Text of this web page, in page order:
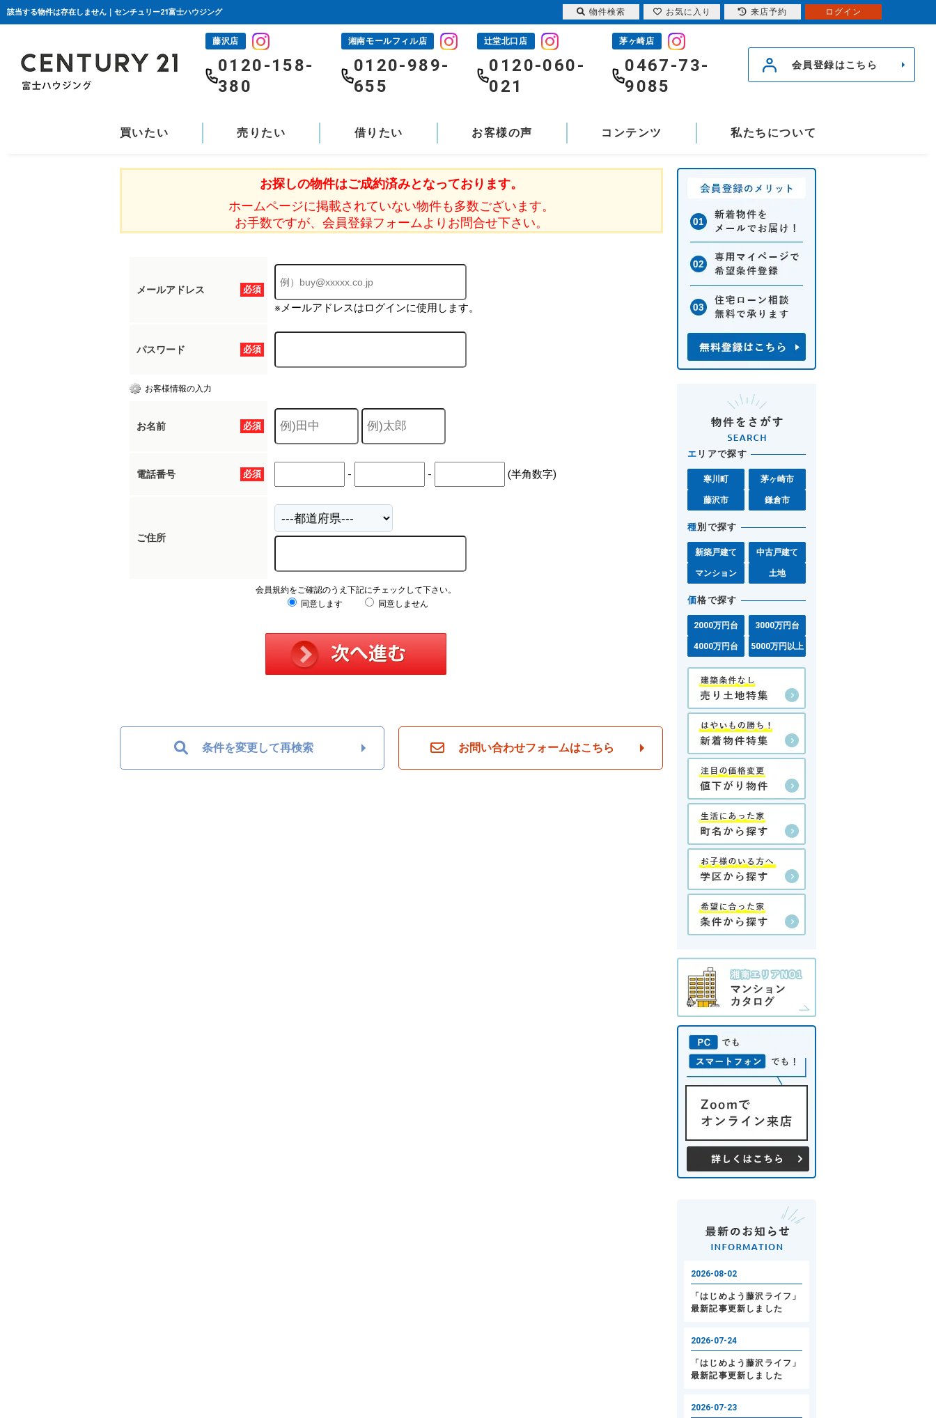
該当する物件は存在しません｜センチュリー21富士ハウジング
藤沢店
0120-158-
380
湘南モールフィル店
0120-989-
655
辻堂北口店
0120-060-
021
茅ヶ崎店
0467-73-
9085
会員登録はこちら
買いたい 売りたい 借りたい お客様の声 コンテンツ 私たちについて
お探しの物件はご成約済みとなっております。
ホームページに掲載されていない物件も多数ございます。
お手数ですが、会員登録フォームよりお問合せ下さい。
必須
メールアドレス
※メールアドレスはログインに使用します。
必須
パスワード
お客様情報の入力
必須
お名前
必須
電話番号 - - (半角数字)
ご住所
会員規約をご確認のうえ下記にチェックして下さい。
同意します
同意しません
条件を変更して再検索 お問い合わせフォームはこちら
エ リアで探す
寒川町 茅ヶ崎市
藤沢市 鎌倉市
種別で探す
新築戸建て 中古戸建て
マンション 土地
価格で探す
2000万円台 3000万円台
4000万円台 5000万円以上
物件検索 お気に入り 来店予約 ログイン